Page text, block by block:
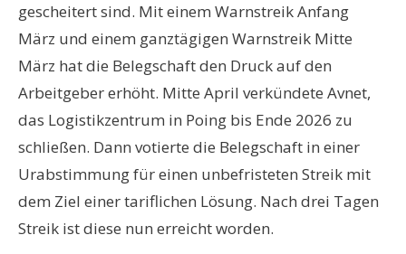
gescheitert sind. Mit einem Warnstreik Anfang
März und einem ganztägigen Warnstreik Mitte
März hat die Belegschaft den Druck auf den
Arbeitgeber erhöht. Mitte April verkündete Avnet,
das Logistikzentrum in Poing bis Ende 2026 zu
schließen. Dann votierte die Belegschaft in einer
Urabstimmung für einen unbefristeten Streik mit
dem Ziel einer tariflichen Lösung. Nach drei Tagen
Streik ist diese nun erreicht worden.